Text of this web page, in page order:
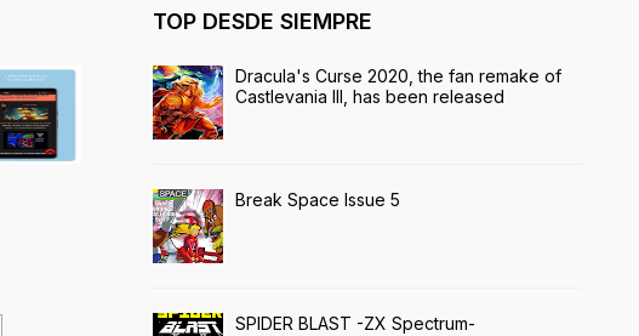
TOP DESDE SIEMPRE
Dracula's Curse 2020, the fan remake of
Castlevania III, has been released
Break Space Issue 5
SPIDER BLAST -ZX Spectrum-